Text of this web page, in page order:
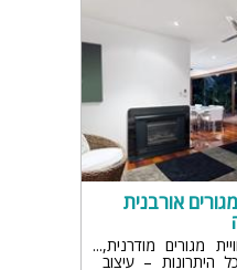
אורבנית
מגורים מודרנית,
היתרונות – עיצוב